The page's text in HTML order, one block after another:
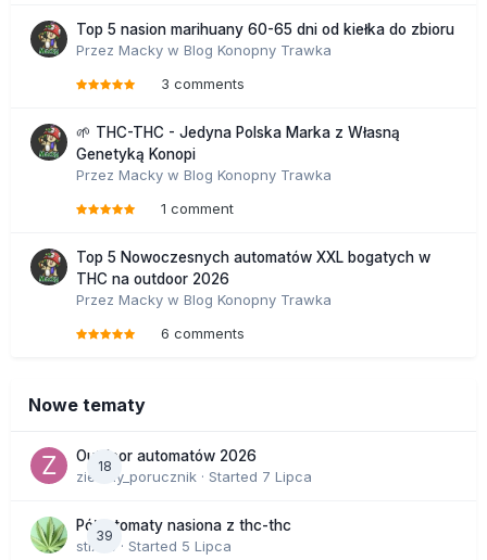
Top 5 nasion marihuany 60-65 dni od kiełka do zbioru
Przez Macky w Blog Konopny Trawka
3 comments
🌱 THC-THC - Jedyna Polska Marka z Własną
Genetyką Konopi
Przez Macky w Blog Konopny Trawka
1 comment
Top 5 Nowoczesnych automatów XXL bogatych w
THC na outdoor 2026
Przez Macky w Blog Konopny Trawka
6 comments
Nowe tematy
18
Outdoor automatów 2026
zielony_porucznik · Started 7 Lipca
39
Półautomaty nasiona z thc-thc
stix33 · Started 5 Lipca